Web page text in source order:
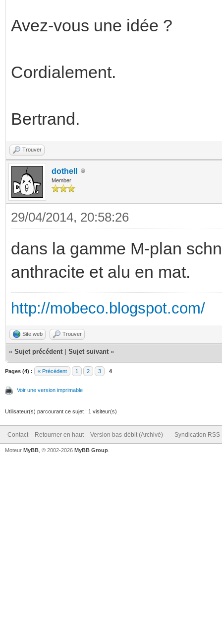
Avez-vous une idée ?
Cordialement.
Bertrand.
Trouver
dothell
Member
29/04/2014, 20:58:26
dans la gamme M-plan
anthracite et alu en mat.
http://mobeco.blogspot.com/
Site web Trouver
« Sujet précédent Sujet suivant »
Pages (4) : « Précédent 1 2 3 4
Voir une version imprimable
Utilisateur(s) parcourant ce sujet : 1 visiteur(s)
Contact Retourner en haut Version bas-débit (Archivé) Syndication RSS
Moteur MyBB , © 2002-2026 MyBB Group